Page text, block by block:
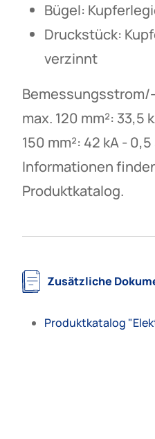
Bügel:
Druckstück:
verzinnt
max. 120 mm²: 33,5
150 mm²: 42 kA -
Informationen
Produktkatalog.
Zusätzliche
Produktkatalog